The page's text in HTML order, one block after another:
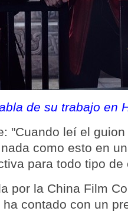
de su trabajo en
"Cuando leí el
como esto en
para todo tipo de
por la China Film
contado con un